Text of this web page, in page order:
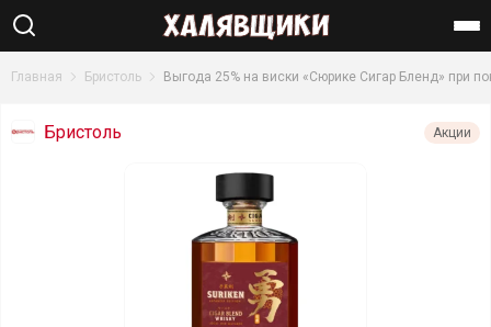
Найти
Главная Бристоль Выгода 25% на виски «Сюрике Сигар Бленд» при
Бристоль Акции